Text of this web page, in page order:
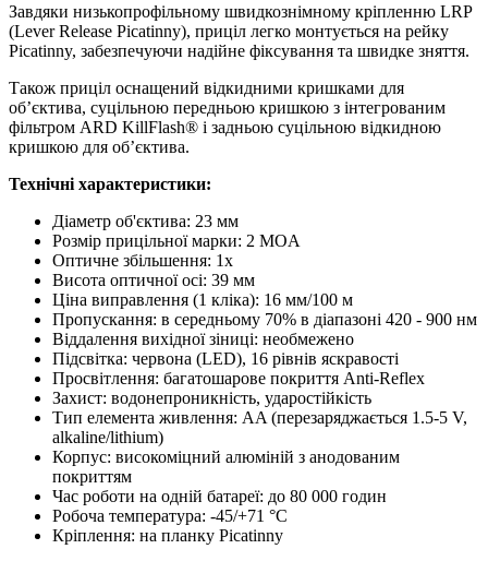
Завдяки низькопрофільному швидкознімному кріпленню LRP
(Lever Release Picatinny), приціл легко монтується на рейку
Picatinny, забезпечуючи надійне фіксування та швидке зняття.
Також приціл оснащений відкидними кришками для
об’єктива, суцільною передньою кришкою з інтегрованим
фільтром ARD KillFlash® і задньою суцільною відкидною
кришкою для об’єктива.
Технічні характеристики:
Діаметр об'єктива: 23 мм
Розмір прицільної марки: 2 MOA
Оптичне збільшення: 1x
Висота оптичної осі: 39 мм
Ціна виправлення (1 кліка): 16 мм/100 м
Пропускання: в середньому 70% в діапазоні 420 - 900 нм
Віддалення вихідної зіниці: необмежено
Підсвітка: червона (LED), 16 рівнів яскравості
Просвітлення: багатошарове покриття Anti-Reflex
Захист: водонепроникність, ударостійкість
Тип елемента живлення: AA (перезаряджається 1.5-5 V,
alkaline/lithium)
Корпус: високоміцний алюміній з анодованим
покриттям
Час роботи на одній батареї: до 80 000 годин
Робоча температура: -45/+71 °C
Кріплення: на планку Picatinny